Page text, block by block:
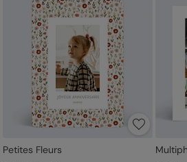
Petites Fleurs